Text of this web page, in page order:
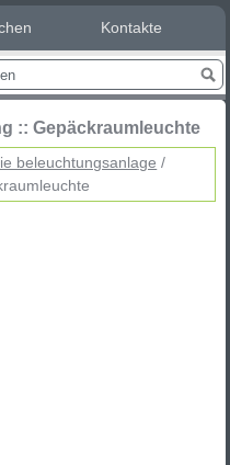
Kontakte
:: Gepäckraumleuchte
beleuchtungsanlage /